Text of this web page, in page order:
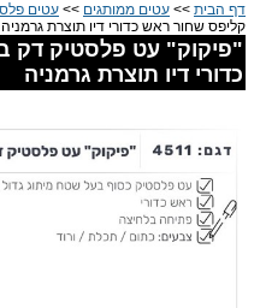
דף הבית >> עטים ממותגים >> עטים
קליפס שחור ראש כדורי דיו תוצרת גרמניה
"פיקוק" עט פלסטיק דק
כדורי דיו תוצרת גרמניה